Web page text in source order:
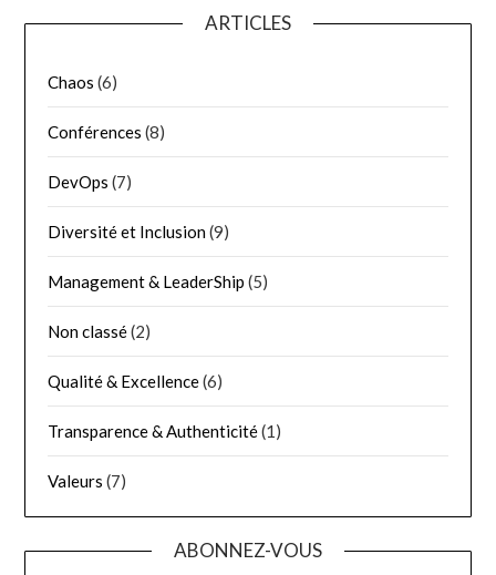
ARTICLES
Chaos (6)
Conférences (8)
DevOps (7)
Diversité et Inclusion(9)
Management & LeaderShip (5)
Non classé(2)
Qualité & Excellence(6)
Transparence & Authenticité(1)
Valeurs (7)
ABONNEZ-VOUS